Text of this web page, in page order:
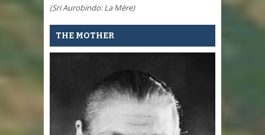
(Sri Aurobindo: La Mère)
THE MOTHER